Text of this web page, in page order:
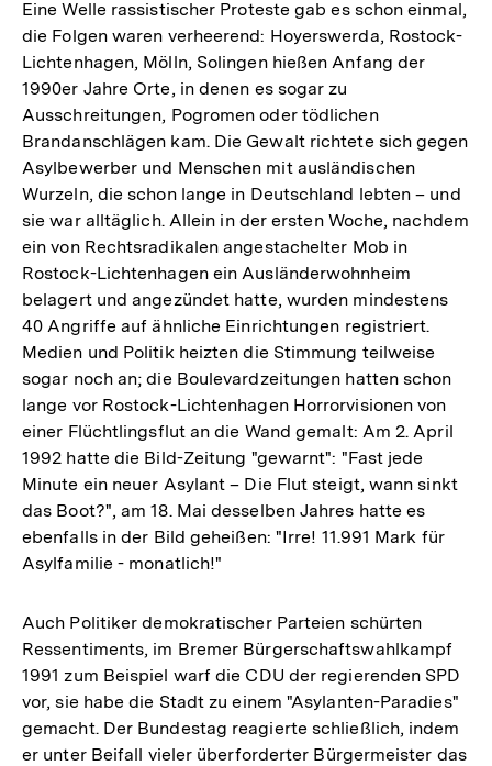
Eine Welle rassistischer Proteste gab es schon einmal,
die Folgen waren verheerend: Hoyerswerda, Rostock-
Lichtenhagen, Mölln, Solingen hießen Anfang der
1990er Jahre Orte, in denen es sogar zu
Ausschreitungen, Pogromen oder tödlichen
Brandanschlägen kam. Die Gewalt richtete sich gegen
Asylbewerber und Menschen mit ausländischen
Wurzeln, die schon lange in Deutschland lebten – und
sie war alltäglich. Allein in der ersten Woche, nachdem
ein von Rechtsradikalen angestachelter Mob in
Rostock-Lichtenhagen ein Ausländerwohnheim
belagert und angezündet hatte, wurden mindestens
40 Angriffe auf ähnliche Einrichtungen registriert.
Medien und Politik heizten die Stimmung teilweise
sogar noch an; die Boulevardzeitungen hatten schon
lange vor Rostock-Lichtenhagen Horrorvisionen von
einer Flüchtlingsflut an die Wand gemalt: Am 2. April
1992 hatte die Bild-Zeitung "gewarnt": "Fast jede
Minute ein neuer Asylant – Die Flut steigt, wann sinkt
das Boot?", am 18. Mai desselben Jahres hatte es
ebenfalls in der Bild geheißen: "Irre! 11.991 Mark für
Asylfamilie - monatlich!"
Auch Politiker demokratischer Parteien schürten
Ressentiments, im Bremer Bürgerschaftswahlkampf
1991 zum Beispiel warf die CDU der regierenden SPD
vor, sie habe die Stadt zu einem "Asylanten-Paradies"
gemacht. Der Bundestag reagierte schließlich, indem
er unter Beifall vieler überforderter Bürgermeister das